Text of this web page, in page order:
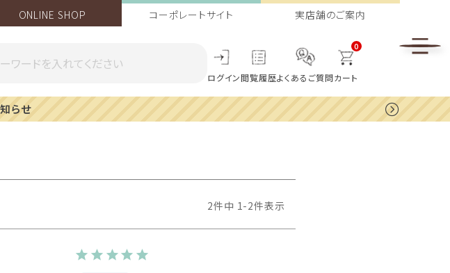
ONLINE SHOP コーポレートサイト 実店舗のご案内
ログイン閲覧履歴よくあるご質問
0
カート
地域への配送遅延のご案内
2件中 1-2件表示